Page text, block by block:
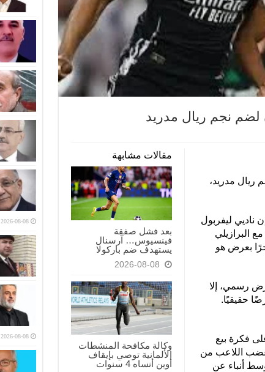
مقالات مشابهة
بعد فشل صفقة
فينسيوس… آرسنال
يستهدف ضم باركولا
2026-08-08
وكالة مكافحة المنشطات
الألمانية توصي بإيقاف
أوين أنساه 4 سنوات
ريال مدريد،
ناديي ليفربول
البرازيلي
بعرض هو
رسمي، إلا
حقيقيًا.
فكرة بيع
اللاعب من
أنباء عن
2026-08-08
2026-08-08